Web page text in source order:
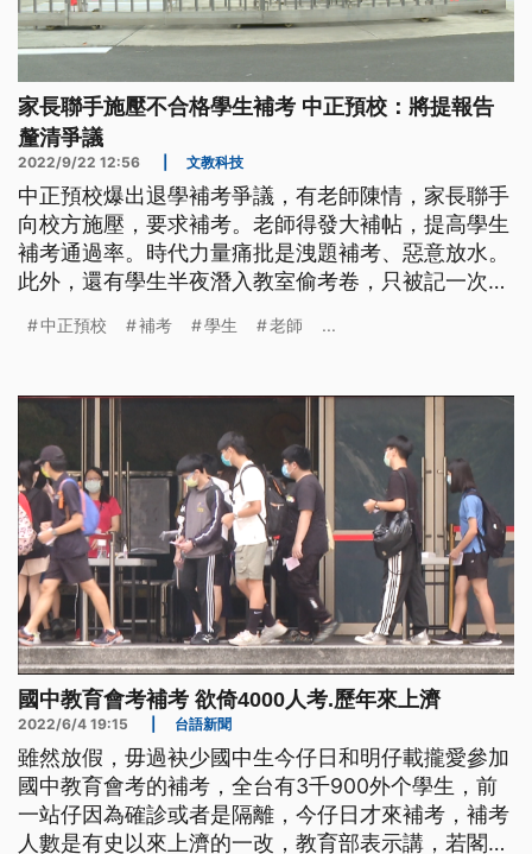
家長聯手施壓不合格學生補考 中正預校：將提報告
釐清爭議
2022/9/22 12:56 文教科技
中正預校爆出退學補考爭議，有老師陳情，家長聯手
向校方施壓，要求補考。老師得發大補帖，提高學生
補考通過率。時代力量痛批是洩題補考、惡意放水。
此外，還有學生半夜潛入教室偷考卷，只被記一次大
報告，釐清補考爭議。
中正預校 補考 學生 老師 ...
國中教育會考補考 欲倚4000人考.歷年來上濟
2022/6/4 19:15 台語新聞
雖然放假，毋過袂少國中生今仔日和明仔載攏愛參加
國中教育會考的補考，全台有3千900外个學生，前
一站仔因為確診或者是隔離，今仔日才來補考，補考
人數是有史以來上濟的一改，教育部表示講，若閣有